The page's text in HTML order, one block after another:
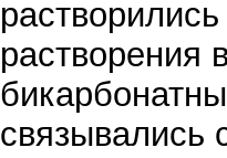
растворения
связывались